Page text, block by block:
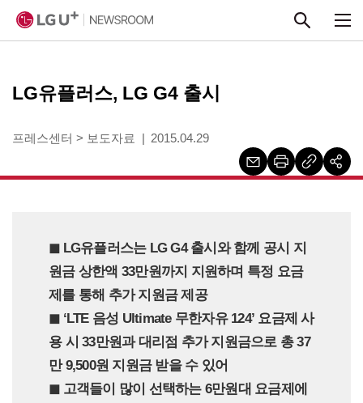
LG유플러스, LG G4 출시
프레스센터 > 보도자료 2015.04.29
◼︎ LG유플러스는 LG G4 출시와 함께 공시 지
원금 상한액 33만원까지 지원하며 특정 요금
제를 통해 추가 지원금 제공
◼︎ ‘LTE 음성 Ultimate 무한자유 124’ 요금제 사
용 시 33만원과 대리점 추가 지원금으로 총 37
만 9,500원 지원금 받을 수 있어
◼︎ 고객들이 많이 선택하는 6만원대 요금제에